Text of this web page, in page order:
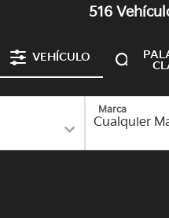
516
VEHÍCULO
Marca